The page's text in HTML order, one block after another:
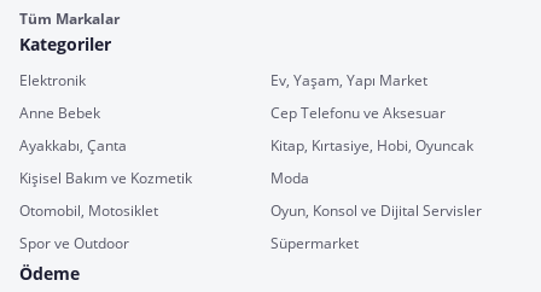
Tüm Markalar
Kategoriler
Elektronik
Ev, Yaşam, Yapı Market
Anne Bebek
Cep Telefonu ve Aksesuar
Ayakkabı, Çanta
Kitap, Kırtasiye, Hobi, Oyuncak
Kişisel Bakım ve Kozmetik
Moda
Otomobil, Motosiklet
Oyun, Konsol ve Dijital Servisler
Spor ve Outdoor
Süpermarket
Ödeme